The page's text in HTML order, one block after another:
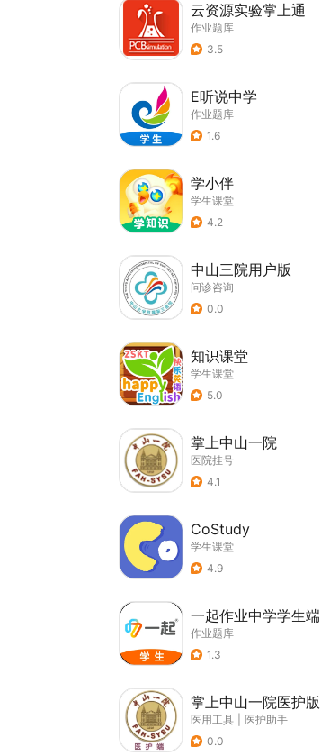
云资源实验掌上通
作业题库
3.5
E听说中学
作业题库
1.6
学小伴
学生课堂
4.2
中山三院用户版
问诊咨询
0.0
知识课堂
学生课堂
5.0
掌上中山一院
医院挂号
4.1
CoStudy
学生课堂
4.9
一起作业中学学生端
作业题库
1.3
掌上中山一院医护版
医用工具
医护助手
0.0